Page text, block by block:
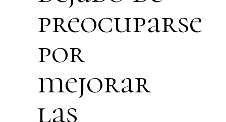
preocuparse
por
mejorar
las